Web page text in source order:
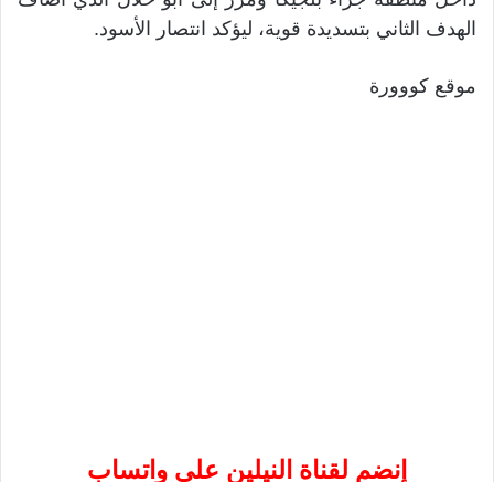
الهدف الثاني بتسديدة قوية، ليؤكد انتصار الأسود.
موقع كووورة
إنضم لقناة النيلين على واتساب